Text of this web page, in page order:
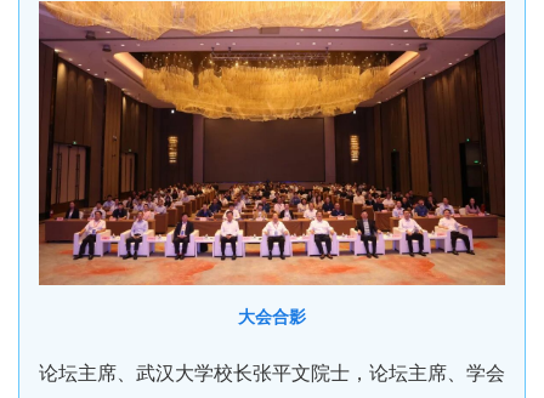
大会合影
论坛主席、武汉大学校长张平文院士，论坛主席、学会